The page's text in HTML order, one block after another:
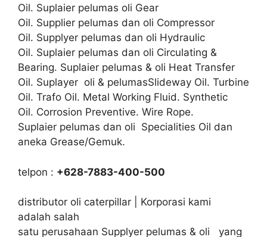
Oil. Suplaier pelumas oli Gear
Oil. Supplier pelumas dan oli Compressor
Oil. Supplyer pelumas dan oli Hydraulic
Oil. Suplaier pelumas dan oli Circulating &
Bearing. Suplaier pelumas & oli Heat Transfer
Oil. Suplayer oli & pelumasSlideway Oil. Turbine
Oil. Trafo Oil. Metal Working Fluid. Synthetic
Oil. Corrosion Preventive. Wire Rope.
Suplaier pelumas dan oli Specialities Oil dan
aneka Grease/Gemuk.
telpon : +628-7883-400-500
distributor oli caterpillar | Korporasi kami
adalah salah
satu perusahaan Supplyer pelumas & oli yang